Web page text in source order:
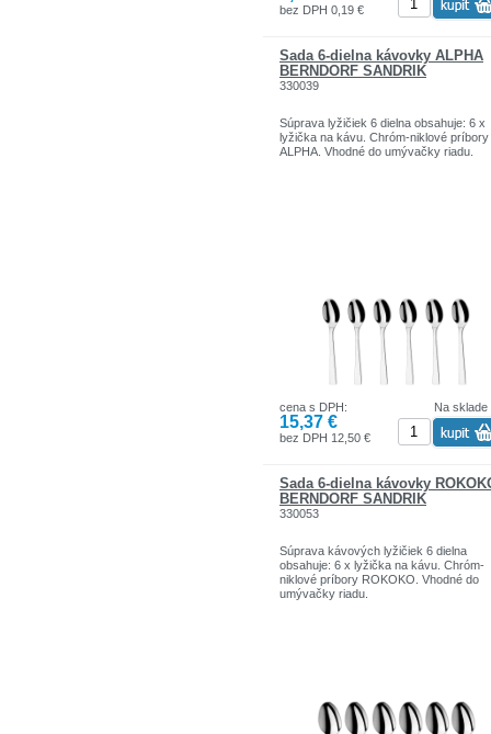
bez DPH 0,19 €
Sada 6-dielna kávovky ALPHA
BERNDORF SANDRIK
330039
Súprava lyžičiek 6 dielna obsahuje: 6 x
lyžička na kávu. Chróm-niklové príbory
ALPHA. Vhodné do umývačky riadu.
Na sklade
cena s DPH:
15,37 €
bez DPH 12,50 €
Sada 6-dielna kávovky
BERNDORF SANDRIK
330053
Súprava kávových lyžičiek 6 dielna
obsahuje: 6 x lyžička na kávu. Chróm-
niklové príbory ROKOKO. Vhodné do
umývačky riadu.